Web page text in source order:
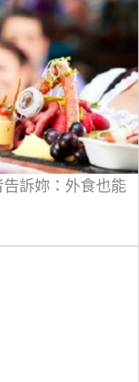
訴妳：外食也能